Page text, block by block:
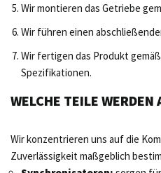
Wir montieren das Getriebe
Wir führen einen
Wir fertigen das Produkt
Spezifikationen.
WELCHE TEILE
Wir konzentrieren uns auf die
Zuverlässigkeit maßgeblich